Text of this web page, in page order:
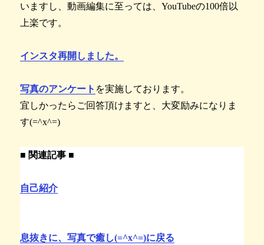
いますし、動画編集に至っては、YouTubeの100倍以
上楽です。
インスタ再開しました。
写真のアンケート を実施しております。
宜しかったらご回答頂けますと、大変励みになりま
す(=^x^=)
■ 関連記事 ■
自己紹介
息抜きに、写真で癒し(=^x^=)に戻る